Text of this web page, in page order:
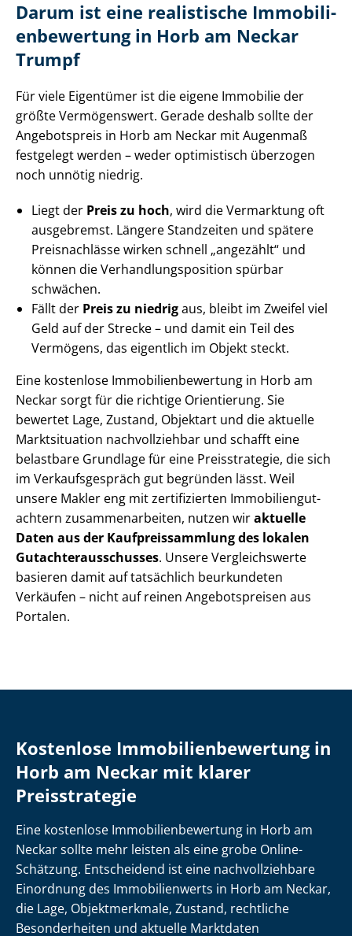
Darum ist eine realistische Im­mo­bi­li­
en­be­wer­tung in Horb am Neckar
Trumpf
Für viele Eigentümer ist die eigene Immobilie der
größte Vermögenswert. Gerade deshalb sollte der
Angebotspreis in Horb am Neckar mit Augenmaß
festgelegt werden – weder optimistisch überzogen
noch unnötig niedrig.
Liegt der Preis zu hoch, wird die Vermarktung oft
ausgebremst. Längere Standzeiten und spätere
Preisnachlässe wirken schnell „angezählt“ und
können die Ver­hand­lungs­po­si­ti­on spürbar
schwächen.
Fällt der Preis zu niedrigaus, bleibt im Zweifel viel
Geld auf der Strecke – und damit ein Teil des
Vermögens, das eigentlich im Objekt steckt.
Eine kostenlose Im­mo­bi­li­en­be­wer­tung in Horb am
Neckar sorgt für die richtige Orientierung. Sie
bewertet Lage, Zustand, Objektart und die aktuelle
Marktsituation nachvollziehbar und schafft eine
belastbare Grundlage für eine Preisstrategie, die sich
im Ver­kaufs­ge­spräch gut begründen lässt. Weil
unsere Makler eng mit zertifizierten Im­mo­bi­li­en­gut­
ach­tern zu­sam­men­ar­bei­ten, nutzen wiraktuelle
Daten aus der Kauf­preis­samm­lung des lokalen
Gut­ach­ter­aus­schus­ses. Unsere Vergleichswerte
basieren damit auf tatsächlich beurkundeten
Verkäufen – nicht auf reinen Angebotspreisen aus
Portalen.
Kostenlose Im­mo­bi­li­en­be­wer­tung in
Horb am Neckar mit klarer
Preisstrategie
Eine kostenlose Im­mo­bi­li­en­be­wer­tung in Horb am
Neckar sollte mehr leisten als eine grobe Online-
Schätzung. Entscheidend ist eine nach­voll­zieh­ba­re
Einordnung des Immobilienwerts in Horb am Neckar,
die Lage, Objektmerkmale, Zustand, rechtliche
Besonderheiten und aktuelle Marktdaten